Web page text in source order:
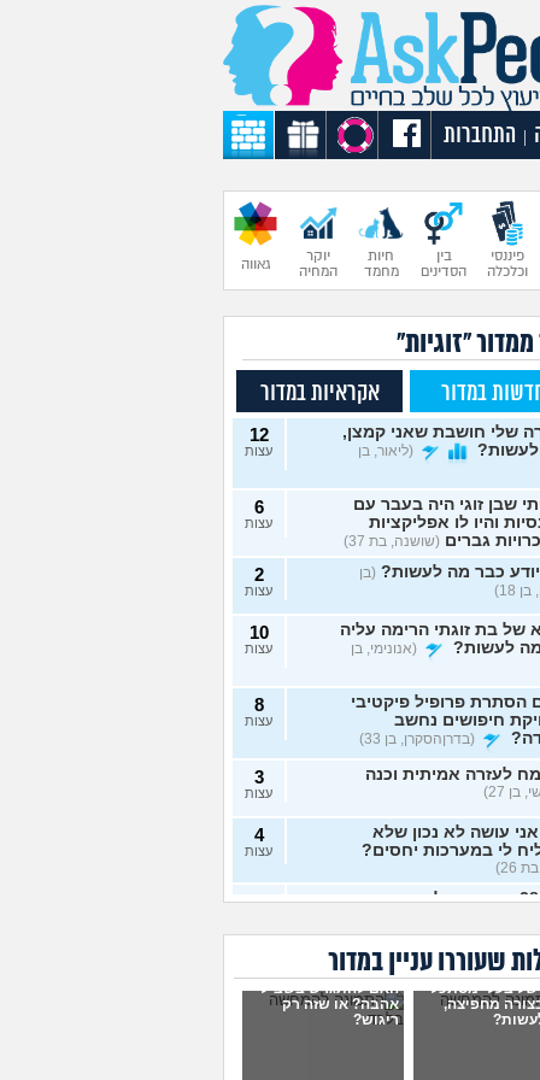
התחברות
פיננסי
וכלכלה
בין
הסדינים
חיות
מחמד
יוקר
המחיה
גאווה
ממדור "זוגיות"
במדור אקראיות במדור
שלי חושבת שאני קמצן,
(ליאור, בן
12
עצות
שבן זוגי היה בעבר עם
והיו לו אפליקציות
גברים (שושנה, בת 37)
6
עצות
כבר מה לעשות? (בן
18)
2
עצות
של בת זוגתי הרימה עליה
מה לעשות?
(אנונימי, בן
10
עצות
הסתרת פרופיל פיקטיבי
חיפושים נחשב
(בדרןהסקרן, בן 33)
8
עצות
לעזרה אמיתית וכנה
בן 27)
3
עצות
עושה לא נכון שלא
לי במערכות יחסים?
26)
4
עצות
בת 28 ואף פעם לא הייתי
ראשון?
(רווקה, בת 28)
6
מתנהגת מוזר?
(אנונימי,
3
עצות
לא הייתי בזוגיות ואני לא
שעוררו עניין במדור
בעלי מסתכל
מחפיצה,
האם להתגרש בשביל
אהבה? או שזה רק
ריגוש?